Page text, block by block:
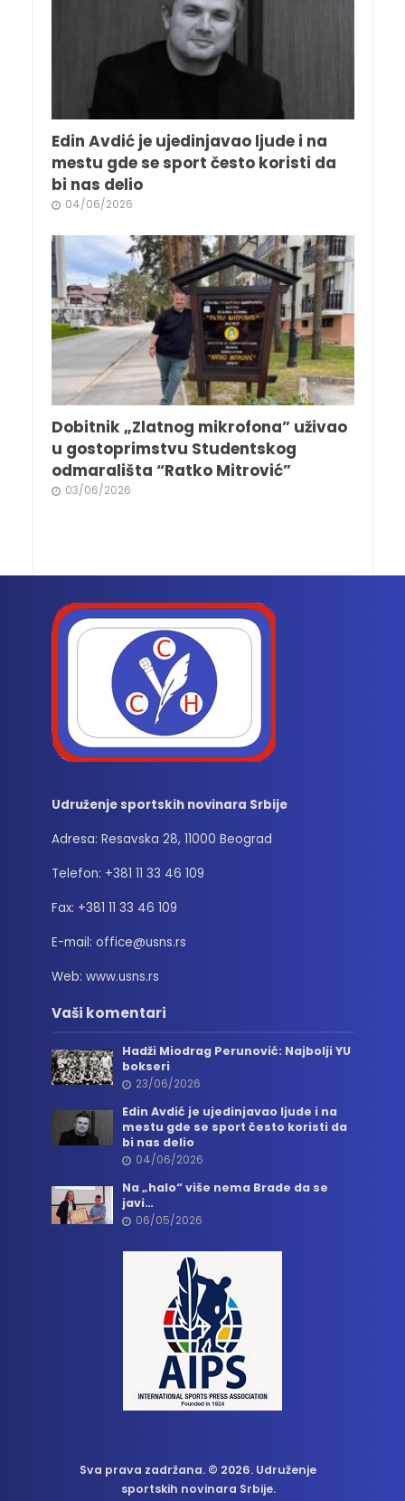
Edin Avdić je ujedinjavao ljude i na
mestu gde se sport često koristi da
bi nas delio
04/06/2026
Dobitnik „Zlatnog mikrofona” uživao
u gostoprimstvu Studentskog
odmarališta “Ratko Mitrović”
03/06/2026
Udruženje sportskih novinara Srbije
Adresa: Resavska 28, 11000 Beograd
Telefon: +381 11 33 46 109
Fax: +381 11 33 46 109
E-mail: office@usns.rs
Web: www.usns.rs
Vaši komentari
Hadži Miodrag Perunović: Najbolji YU
bokseri
23/06/2026
Edin Avdić je ujedinjavao ljude i na
mestu gde se sport često koristi da
bi nas delio
04/06/2026
Na „halo“ više nema Brade da se
javi…
06/05/2026
Sva prava zadržana. © 2026. Udruženje
sportskih novinara Srbije.